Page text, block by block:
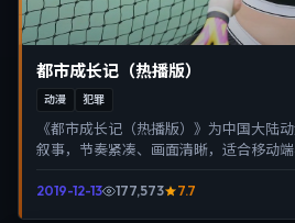
都市成长记（热播版）
动漫 犯罪
《都市成长记（热播版）》为中国大陆
叙事，节奏紧凑、画面清晰，适合移动端
2019-12-13 177,573 7.7